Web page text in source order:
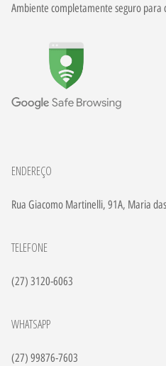
Ambiente completamente seguro para
ENDEREÇO
Rua Giacomo Martinelli, 91A, Maria
TELEFONE
(27) 3120-6063
WHATSAPP
(27) 99876-7603